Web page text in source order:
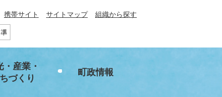
携帯サイト サイトマップ 組織から探す
・産業・
づくり
町政情報